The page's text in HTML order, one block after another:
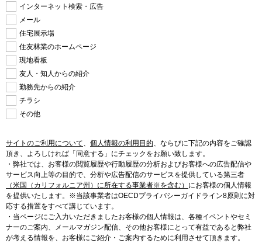
インターネット検索・広告
メール
住宅展示場
住友林業のホームページ
現地看板
友人・知人からの紹介
勤務先からの紹介
チラシ
その他
サイトのご利用について、 個人情報の利用目的、 ならびに下記の内容をご確認
頂き、よろしければ「同意する」にチェックをお願い致します。
・弊社では、お客様の閲覧履歴や行動履歴の分析およびお客様への広告配信や
サービス向上等の目的で、分析や広告配信のサービスを提供している第三者
（米国（カリフォルニア州）に所在する事業者※を含む） にお客様の個人情報
を提供いたします。※当該事業者はOECDプライバシーガイドライン8原則に対
応する措置をすべて講じています。
・当ページにご入力いただきましたお客様の個人情報は、各種イベントやセミ
ナーのご案内、メールマガジン配信、その他お客様にとって有益であると弊社
が考える情報を、お客様にご紹介・ご案内するために利用させて頂きます。